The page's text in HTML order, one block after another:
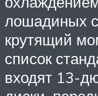
лошадиных
крутящий
список
входят 13-